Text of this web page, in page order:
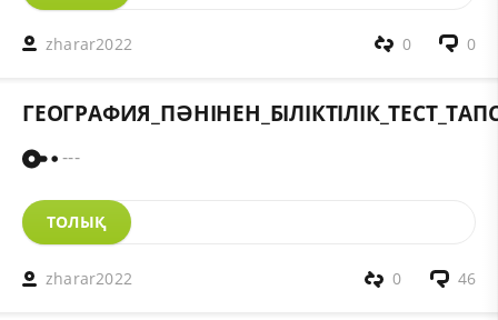
zharar2022 0
0
---
ТОЛЫҚ
zharar2022 46
0